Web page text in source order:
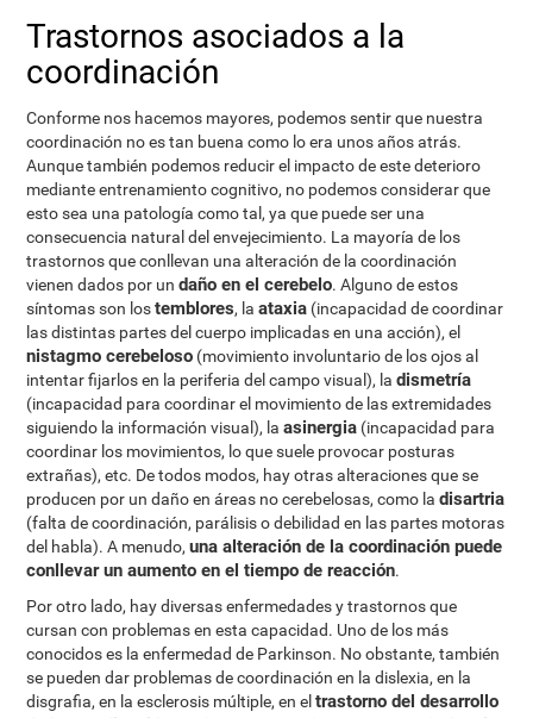
Trastornos asociados a la
coordinación
Conforme nos hacemos mayores, podemos sentir que nuestra
coordinación no es tan buena como lo era unos años atrás.
Aunque también podemos reducir el impacto de este deterioro
mediante entrenamiento cognitivo, no podemos considerar que
esto sea una patología como tal, ya que puede ser una
consecuencia natural del envejecimiento. La mayoría de los
trastornos que conllevan una alteración de la coordinación
vienen dados por undaño en el cerebelo. Alguno de estos
síntomas son lostemblores, laataxia (incapacidad de coordinar
las distintas partes del cuerpo implicadas en una acción), el
nistagmo cerebeloso (movimiento involuntario de los ojos al
intentar fijarlos en la periferia del campo visual), ladismetría
(incapacidad para coordinar el movimiento de las extremidades
siguiendo la información visual), laasinergia (incapacidad para
coordinar los movimientos, lo que suele provocar posturas
extrañas), etc. De todos modos, hay otras alteraciones que se
producen por un daño en áreas no cerebelosas, como ladisartria
(falta de coordinación, parálisis o debilidad en las partes motoras
del habla). A menudo,una alteración de la coordinación puede
conllevar un aumento en el tiempo de reacción.
Por otro lado, hay diversas enfermedades y trastornos que
cursan con problemas en esta capacidad. Uno de los más
conocidos es la enfermedad de Parkinson. No obstante, también
se pueden dar problemas de coordinación en la dislexia, en la
disgrafia, en la esclerosis múltiple, en eltrastorno del desarrollo